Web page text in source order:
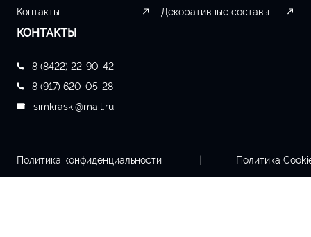
Контакты
Декоративные составы
КОНТАКТЫ
8 (8422) 22-90-42
8 (917) 620-05-28
simkraski@mail.ru
Политика конфиденциальности Политика